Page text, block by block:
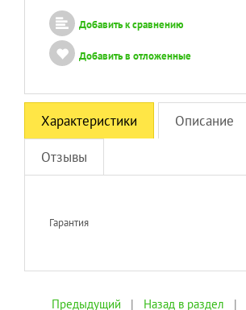
Добавить к сравнению
Добавить в отложенные
Характеристики Описание
Отзывы
Гарантия
Предыдущий | Назад в раздел |